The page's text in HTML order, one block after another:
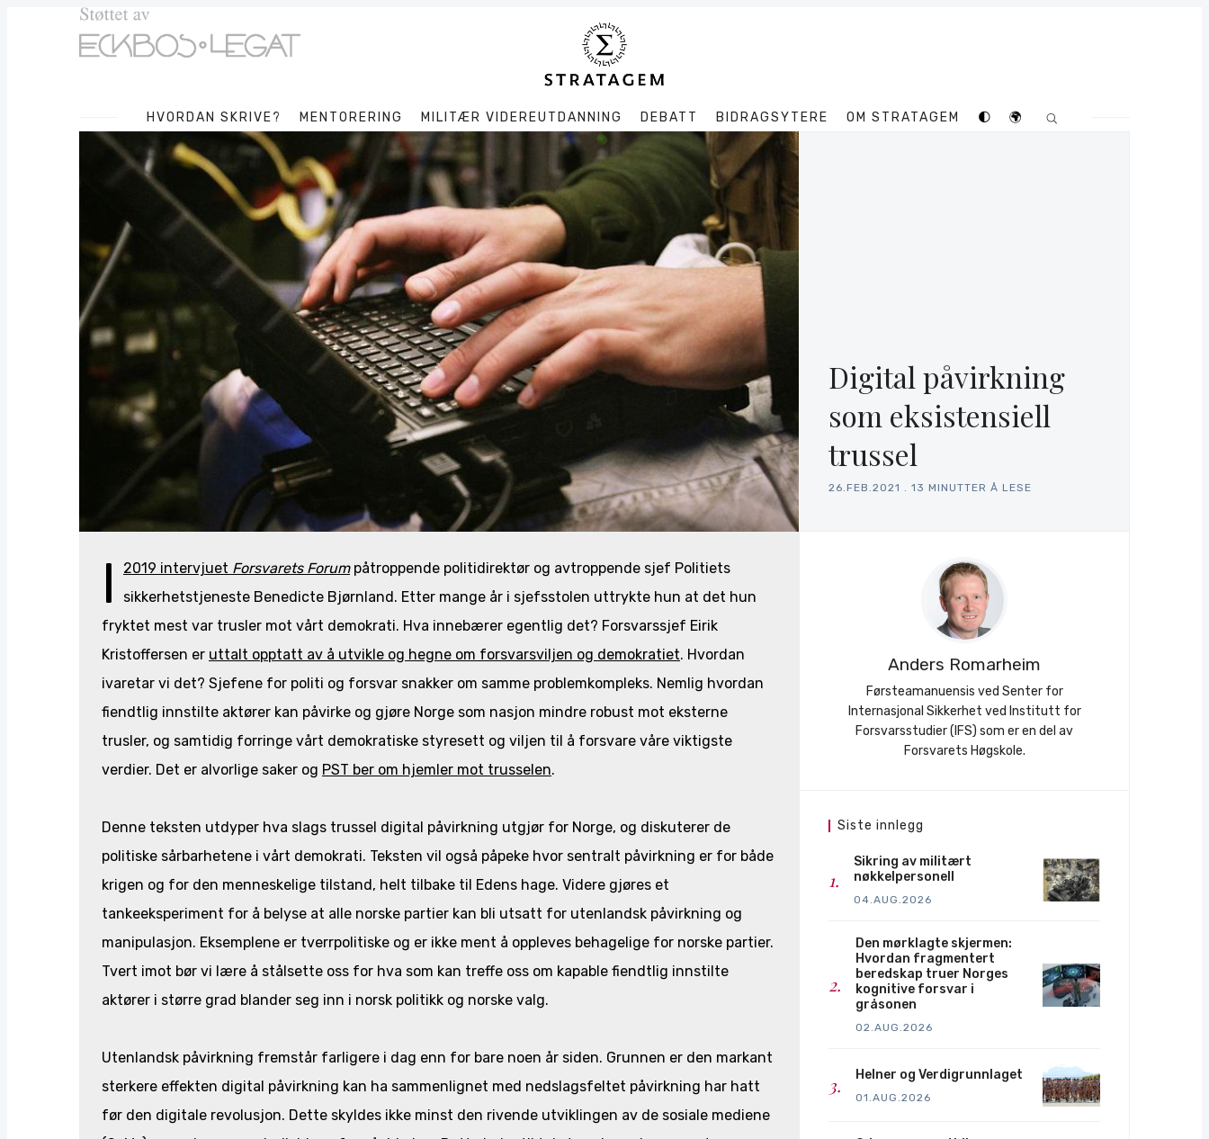
HVORDAN SKRIVE? MENTORERING MILITÆR VIDEREUTDANNING DEBATT BIDRAGSYTERE OM STRATAGEM 🌓 🌍
Søk
Digital påvirkning
som eksistensiell
trussel
26.FEB.2021 . 13 MINUTTER Å LESE
I 2019 intervjuet Forsvarets Forumpåtroppende politidirektør og avtroppende sjef Politiets
sikkerhetstjeneste Benedicte Bjørnland. Etter mange år i sjefsstolen uttrykte hun at det hun
fryktet mest var trusler mot vårt demokrati. Hva innebærer egentlig det? Forsvarssjef Eirik
Kristoffersen er uttalt opptatt av å utvikle og hegne om forsvarsviljen og demokratiet. Hvordan
ivaretar vi det? Sjefene for politi og forsvar snakker om samme problemkompleks. Nemlig hvordan
fiendtlig innstilte aktører kan påvirke og gjøre Norge som nasjon mindre robust mot eksterne
trusler, og samtidig forringe vårt demokratiske styresett og viljen til å forsvare våre viktigste
verdier. Det er alvorlige saker og PST ber om hjemler mot trusselen.
Denne teksten utdyper hva slags trussel digital påvirkning utgjør for Norge, og diskuterer de
politiske sårbarhetene i vårt demokrati. Teksten vil også påpeke hvor sentralt påvirkning er for både
krigen og for den menneskelige tilstand, helt tilbake til Edens hage. Videre gjøres et
tankeeksperiment for å belyse at alle norske partier kan bli utsatt for utenlandsk påvirkning og
manipulasjon. Eksemplene er tverrpolitiske og er ikke ment å oppleves behagelige for norske partier.
Tvert imot bør vi lære å stålsette oss for hva som kan treffe oss om kapable fiendtlig innstilte
aktører i større grad blander seg inn i norsk politikk og norske valg.
Utenlandsk påvirkning fremstår farligere i dag enn for bare noen år siden. Grunnen er den markant
sterkere effekten digital påvirkning kan ha sammenlignet med nedslagsfeltet påvirkning har hatt
før den digitale revolusjon. Dette skyldes ikke minst den rivende utviklingen av de sosiale mediene
Anders Romarheim
Førsteamanuensis ved Senter for
Internasjonal Sikkerhet ved Institutt for
Forsvarsstudier (IFS) som er en del av
Forsvarets Høgskole.
Siste innlegg
Sikring av militært
nøkkelpersonell
04.AUG.2026
Den mørklagte skjermen:
Hvordan fragmentert
beredskap truer Norges
kognitive forsvar i
gråsonen
02.AUG.2026
Helner og Verdigrunnlaget
01.AUG.2026